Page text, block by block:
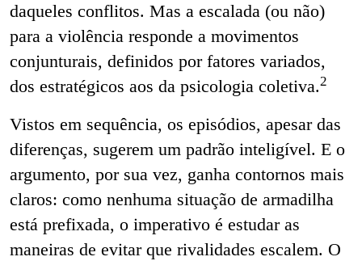
daqueles conflitos. Mas a escalada (ou não)
para a violência responde a movimentos
conjunturais, definidos por fatores variados,
dos estratégicos aos da psicologia coletiva.2
Vistos em sequência, os episódios, apesar das
diferenças, sugerem um padrão inteligível. E o
argumento, por sua vez, ganha contornos mais
claros: como nenhuma situação de armadilha
está prefixada, o imperativo é estudar as
maneiras de evitar que rivalidades escalem. O